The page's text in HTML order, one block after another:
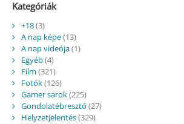
Kategóriák
+18(3)
A nap képe(13)
A nap videója(1)
Egyéb(4)
Film (321)
Fotók(126)
Gamer sarok(225)
Gondolatébresztő (27)
Helyzetjelentés(329)